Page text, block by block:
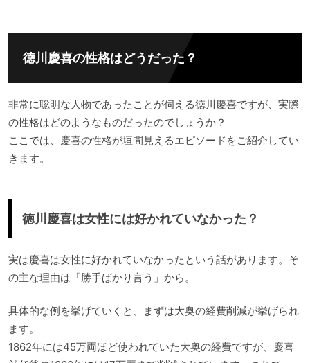
徳川慶喜の性格はどうだった？
非常に聡明な人物であったことが伺える徳川慶喜ですが、実際
の性格はどのようなものだったのでしょうか？
ここでは、慶喜の性格が垣間見えるエピソードをご紹介してい
きます。
徳川慶喜は女性には好かれていなかった？
実は慶喜は女性に好かれていなかったという話があります。そ
の主な理由は「勝手ばかり言う」から。
具体的な例を挙げていくと、まずは大奥の経費削減が挙げられ
ます。
1862年には45万両ほど使われていた大奥の経費ですが、慶喜